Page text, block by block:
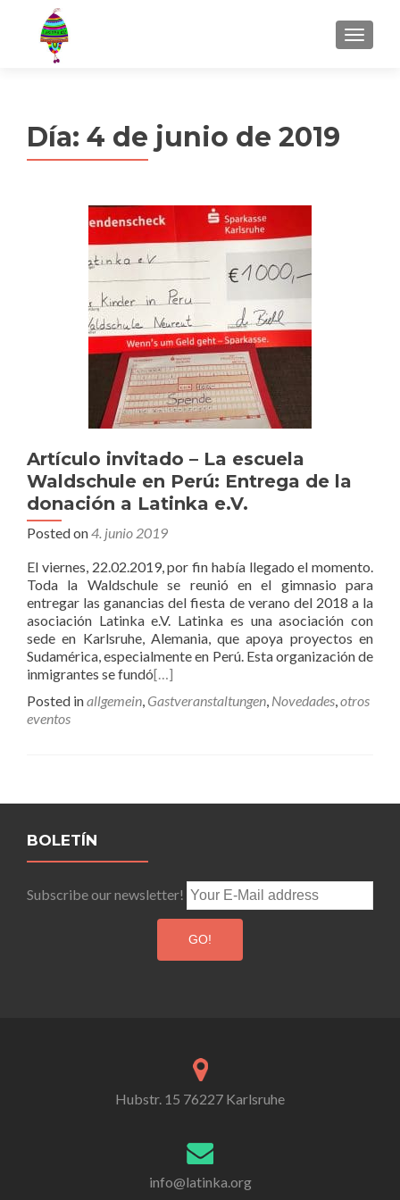
MENU
Día: 4 de junio de 2019
Artículo invitado – La escuela
Waldschule en Perú: Entrega de la
donación a Latinka e.V.
Posted on4. junio 2019
El viernes, 22.02.2019, por fin había llegado el momento.
Toda la Waldschule se reunió en el gimnasio para
entregar las ganancias del fiesta de verano del 2018 a la
asociación Latinka e.V. Latinka es una asociación con
sede en Karlsruhe, Alemania, que apoya proyectos en
Sudamérica, especialmente en Perú. Esta organización de
inmigrantes se fundó[…]
Posted inallgemein, Gastveranstaltungen, Novedades,otros
eventos
Posts
navigation
BOLETÍN
Subscribe our newsletter!
Hubstr. 15 76227 Karlsruhe
info@latinka.org